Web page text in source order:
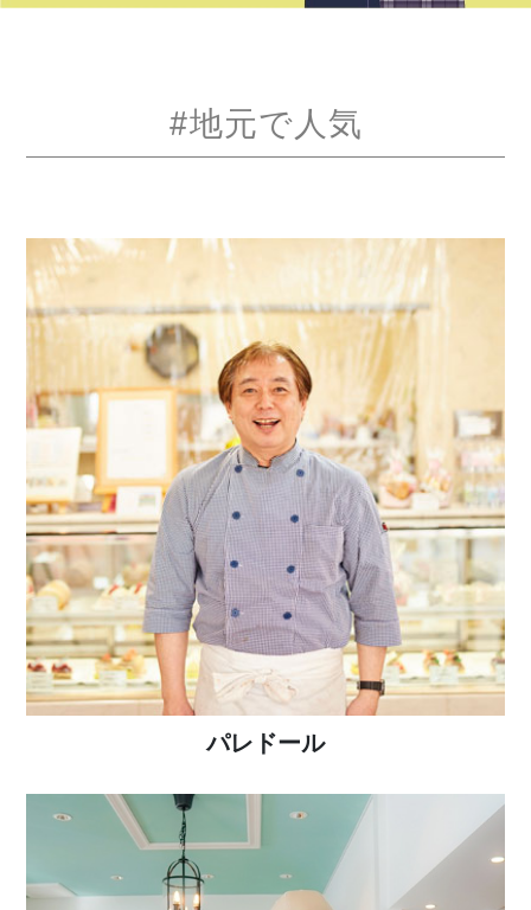
#地元で人気
パレドール